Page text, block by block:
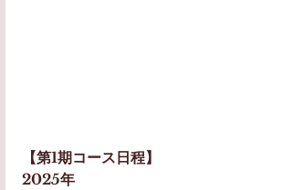
【第1期コース日程】
2025年